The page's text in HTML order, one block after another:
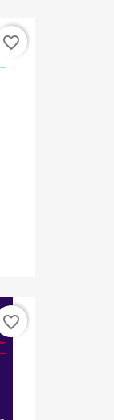
favorite_border
favorite_border